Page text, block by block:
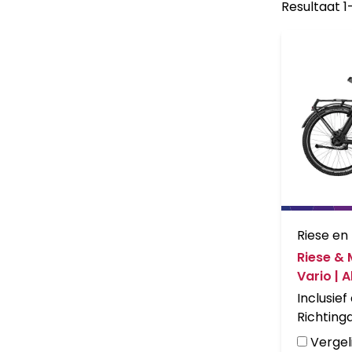
Resultaat
Riese
Riese &
Vario |
claxon
Inclusief
-